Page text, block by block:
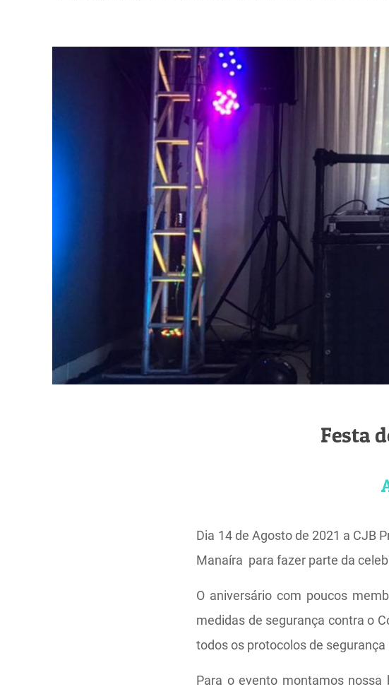
Festa
Dia 14 de Agosto de 2021 a CJB
Manaíra para fazer parte da
O aniversário com poucos
medidas de segurança contra o
todos os protocolos de
Para o evento montamos